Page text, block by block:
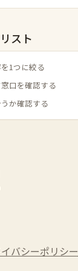
スト
1つに絞る
口を確認する
か確認する
バシーポリシー